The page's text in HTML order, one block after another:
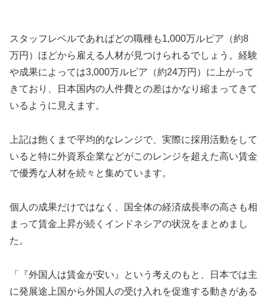
スタッフレベルであればどの職種も1,000万ルピア（約8
万円）ほどから雇える人材が見つけられるでしょう。経験
や成果によっては3,000万ルピア（約24万円）に上がって
きており、日本国内の人件費との差はかなり縮まってきて
いるように見えます。
上記は飽くまで平均的なレンジで、実際に採用活動をして
いると特に外資系企業などがこのレンジを超えた高い賃金
で優秀な人材を続々と集めています。
個人の成果だけではなく、国全体の経済成長率の高さも相
まって賃金上昇が続くインドネシアの状況をまとめまし
た。
「『外国人は賃金が安い』という考えのもと、日本では主
に発展途上国から外国人の受け入れを促進する動きがある